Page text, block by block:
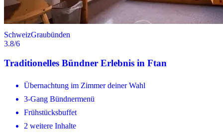
SchweizGraubünden
3.8/6
Traditionelles Bündner Erlebnis in Ftan
Übernachtung im Zimmer deiner Wahl
3-Gang Bündnermenü
Frühstücksbuffet
2 weitere Inhalte